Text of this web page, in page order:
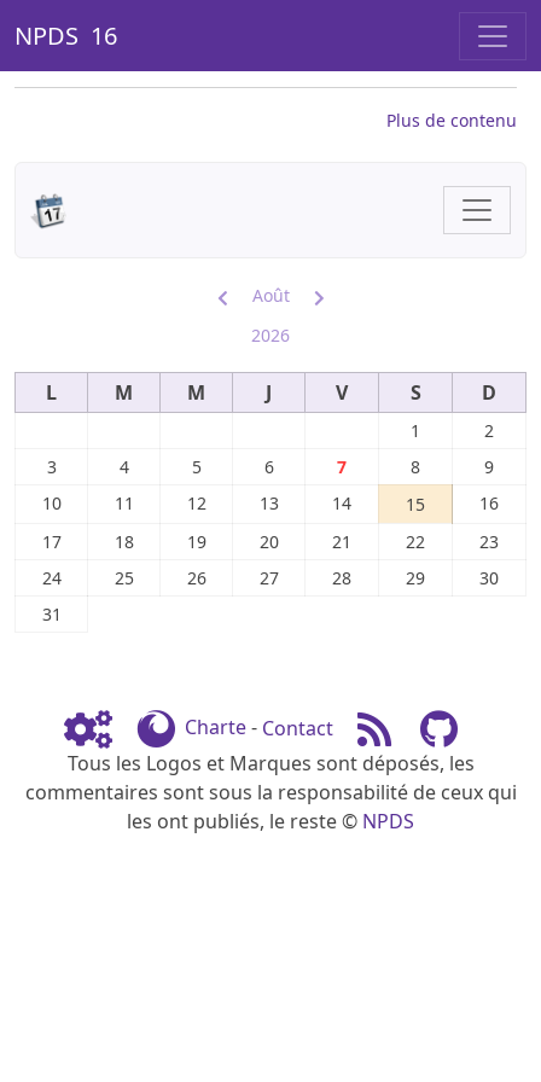
NPDS 16
Plus de contenu
Août
2026
L M M J V S D
1
2
3
4 5 6 7 8
9
10
11 12 13 14 15
16
17
18 19 20 21 22
23
24
25 26 27 28 29
30
31
Charte- Contact
Tous les Logos et Marques sont déposés, les
commentaires sont sous la responsabilité de ceux qui
les ont publiés, le reste © NPDS